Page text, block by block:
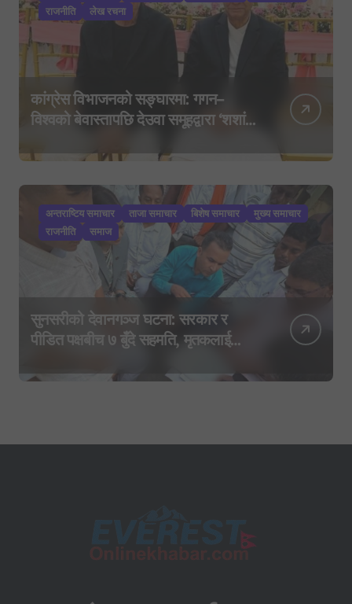
राजनीति
लेख रचना
कांग्रेस विभाजनको सङ्घारमा: गगन–
विश्वको बेवास्तापछि देउवा समूहद्वारा ‘शशांक
यात्राको घोषणा तयारी!
अन्तराष्टिय समाचार ताजा समाचार बिशेष समाचार
मुख्य समाचार
राजनीति
समाज
सुनसरीको देवानगञ्ज घटना: सरकार र
पीडित पक्षबीच ७ बुँदे सहमति, मृतकलाई